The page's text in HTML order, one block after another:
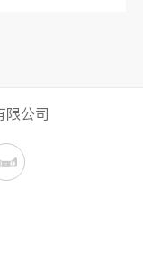
限公司